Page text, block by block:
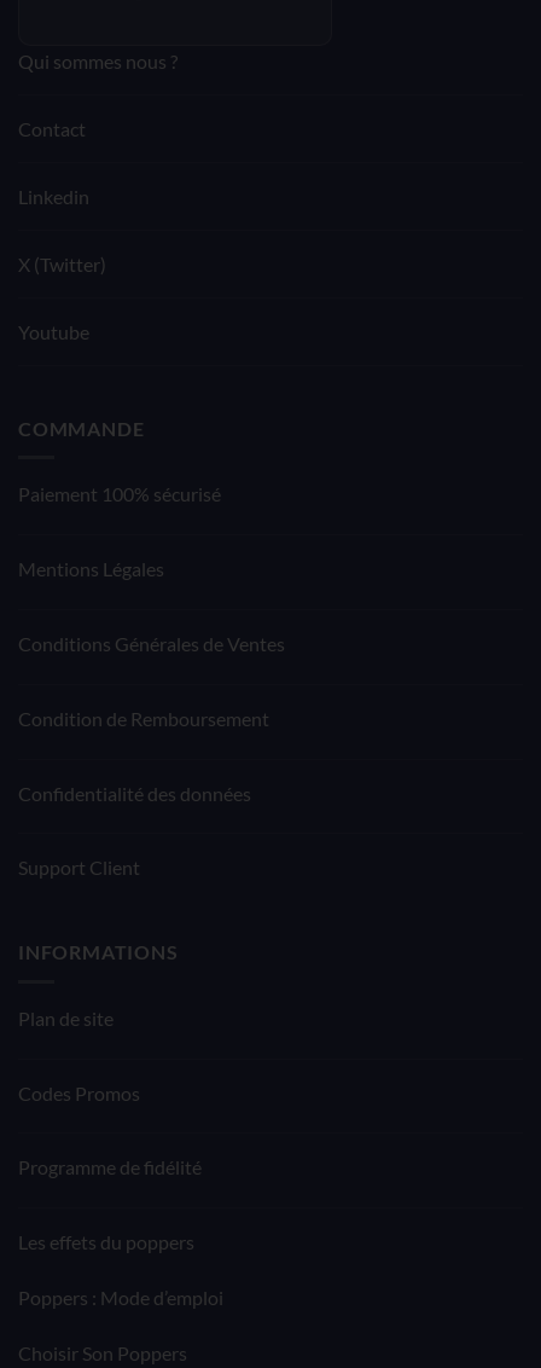
Qui sommes nous ?
Contact
Linkedin
X (Twitter)
Youtube
COMMANDE
Paiement 100% sécurisé
Mentions Légales
Conditions Générales de Ventes
Condition de Remboursement
Confidentialité des données
Support Client
INFORMATIONS
Plan de site
Codes Promos
Programme de fidélité
Les effets du poppers
Poppers : Mode d’emploi
Choisir Son Poppers